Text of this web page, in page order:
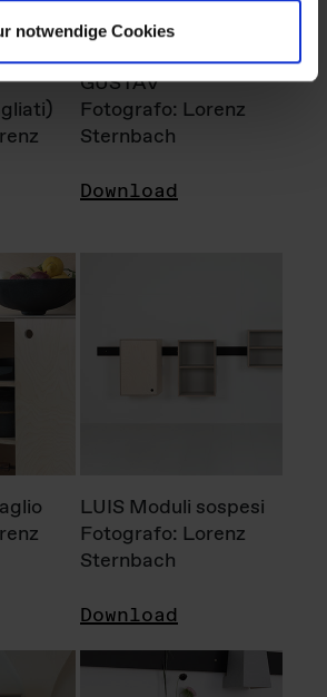
notwendige Cookies
GUSTAV
Fotografo: Lorenz
Sternbach
Download
LUIS Moduli sospesi
Fotografo: Lorenz
Sternbach
Download